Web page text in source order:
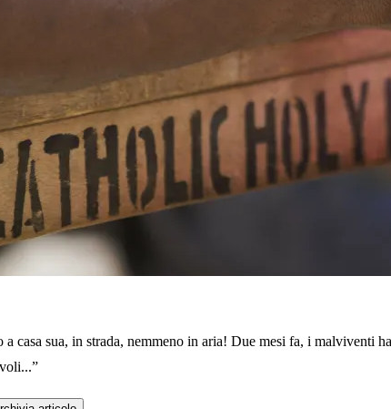
a casa sua, in strada, nemmeno in aria! Due mesi fa, i malviventi